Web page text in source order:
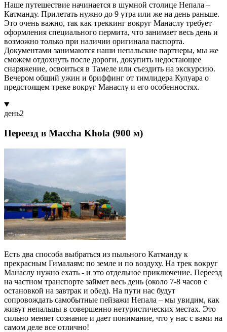
Наше путешествие начинается в шумной столице Непала –
Катманду. Прилетать нужно до 9 утра или же на день раньше.
Это очень важно, так как треккинг вокруг Манаслу требует
оформления специального пермита, что занимает весь день и
возможно только при наличии оригинала паспорта.
Документами занимаются наши непальские партнеры, мы же
сможем отдохнуть после дороги, докупить недостающее
снаряжение, освоиться в Тамеле или съездить на экскурсию.
Вечером общий ужин и бриффинг от тимлидера Кулуара о
предстоящем треке вокруг Манаслу и его особенностях.
день2
Переезд в Maccha Khola (900 м)
Есть два способа выбраться из пыльного Катманду к
прекрасным Гималаям: по земле и по воздуху. На трек вокруг
Манаслу нужно ехать - и это отдельное приключение. Переезд
на частном транспорте займет весь день (около 7-8 часов с
остановкой на завтрак и обед). На пути нас будут
сопровождать самобытные пейзажи Непала – мы увидим, как
живут непальцы в совершенно нетуристических местах. Это
сильно меняет сознание и дает понимание, что у нас с вами на
самом деле все отлично!